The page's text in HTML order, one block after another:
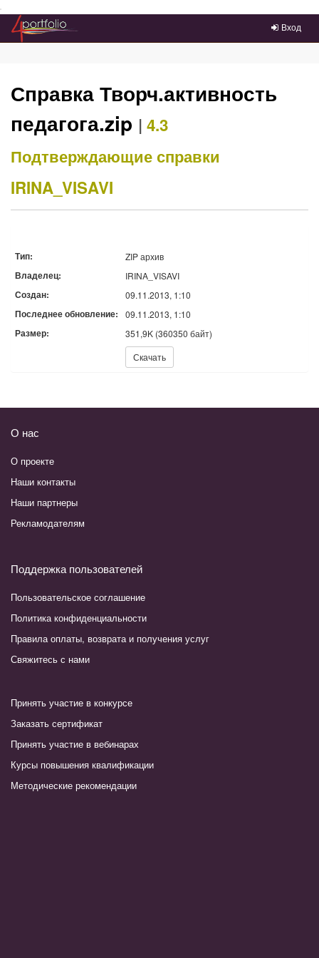
Преейти на главное меню
Вход
Справка Творч.активность
педагога.zip | 4.3
Подтверждающие справки
IRINA_VISAVI
Тип: ZIP архив
Владелец: IRINA_VISAVI
Создан: 09.11.2013, 1:10
Последнее обновление: 09.11.2013, 1:10
Размер: 351,9K (360350 байт)
Скачать
О нас
О проекте
Наши контакты
Наши партнеры
Рекламодателям
Поддержка пользователей
Пользовательское соглашение
Политика конфиденциальности
Правила оплаты, возврата и получения услуг
Свяжитесь с нами
Принять участие в конкурсе
Заказать сертификат
Принять участие в вебинарах
Курсы повышения квалификации
Методические рекомендации